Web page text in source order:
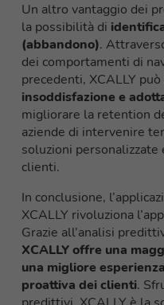
Un altro vantaggio dei
la possibilità di
(abbandono).
dei comportamenti di
precedenti, XCALLY può
insoddisfazione e
migliorare la retention
aziende di intervenire
soluzioni
clienti.
In conclusione,
XCALLY rivoluziona
Grazie all’analisi
XCALLY offre una
una migliore
proattiva dei clienti.